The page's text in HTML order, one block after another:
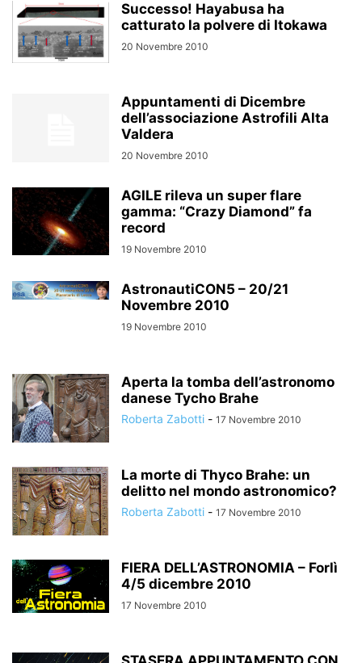
Successo! Hayabusa ha
catturato la polvere di Itokawa
20 Novembre 2010
Appuntamenti di Dicembre
dell’associazione Astrofili Alta
Valdera
20 Novembre 2010
AGILE rileva un super flare
gamma: “Crazy Diamond” fa
record
19 Novembre 2010
AstronautiCON5 – 20/21
Novembre 2010
19 Novembre 2010
Aperta la tomba dell’astronomo
danese Tycho Brahe
Roberta Zabotti - 17 Novembre 2010
La morte di Thyco Brahe: un
delitto nel mondo astronomico?
Roberta Zabotti - 17 Novembre 2010
FIERA DELL’ASTRONOMIA – Forlì
4/5 dicembre 2010
17 Novembre 2010